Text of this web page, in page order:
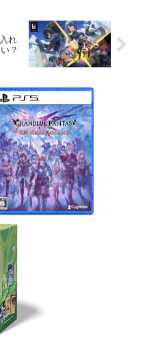
れ
？